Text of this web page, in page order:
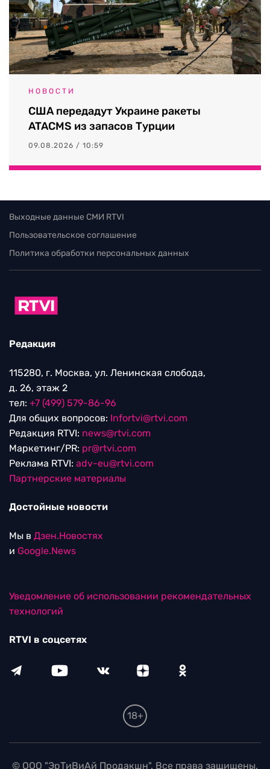
НОВОСТИ
США передадут Украине ракеты
ATACMS из запасов Турции
09.08.2026 / 10:59
Выходные данные СМИ RTVI
Пользовательское соглашение
Политика обработки персональных данных
Редакция
115280, г. Москва, ул. Ленинская слобода,
д. 26, этаж 2
тел: +7 (499) 579-86-96
Для общих вопросов: Infortvi@rtvi.com
Редакция RTVI: news@rtvi.com
Маркетинг/PR: pr@rtvi.com
Реклама RTVI: adv-eu@rtvi.com
Партнерские материалы
Достойные новости
Мы в Дзен.Новостях
и Google.News
Уведомление об использовании рекомендательных
технологий
RTVI в соцсетях
18+
© ООО "ЭрТиВиАй Продакшн". Все права защищены.